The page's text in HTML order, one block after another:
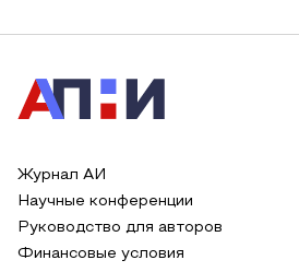
Журнал АИ
Научные конференции
Руководство для авторов
Финансовые условия